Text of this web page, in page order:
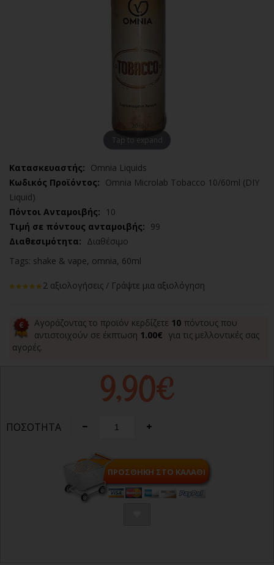
Tap to expand
Κατασκευαστής: Omnia Liquids
Κωδικός Προϊόντος: Omnia Microlab Tobacco 10/60ml (DIY
Liquid)
Πόντοι Ανταμοιβής:
10
Τιμή σε πόντους ανταμοιβής: 99
Διαθεσιμότητα: Διαθέσιμο
Tags: shake & vape, omnia, 60ml
2 αξιολογήσεις / Γράψτε μια αξιολόγηση
Αγοράζοντας το προϊόν κερδίζετε 10 πόντους που
αντιστοιχούν σε έκπτωση 1.00€ για τις μελλοντικές σας
αγορές.
9,90€
ΠΟΣΌΤΗΤΑ
ΠΡΟΣΘΉΚΗ ΣΤΟ ΚΑΛΆΘΙ